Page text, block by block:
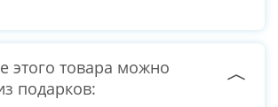
этого товара можно
подарков: